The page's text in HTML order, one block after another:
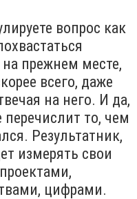
вопрос как
прежнем месте,
всего, даже
на него. И да,
то, чем
Результатник,
измерять свои
цифрами.